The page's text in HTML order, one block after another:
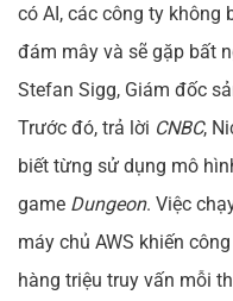
có AI, các công ty không
đám mây và sẽ gặp bất
Stefan Sigg, Giám đốc
Trước đó, trả lời CNBC,
biết từng sử dụng mô
game Dungeon. Việc
máy chủ AWS khiến
hàng triệu truy vấn mỗi